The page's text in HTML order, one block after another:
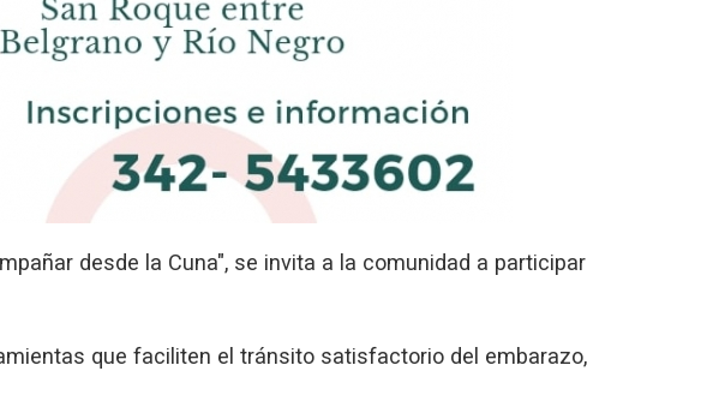
desde la Cuna", se invita a la comunidad a participar
que faciliten el tránsito satisfactorio del embarazo,